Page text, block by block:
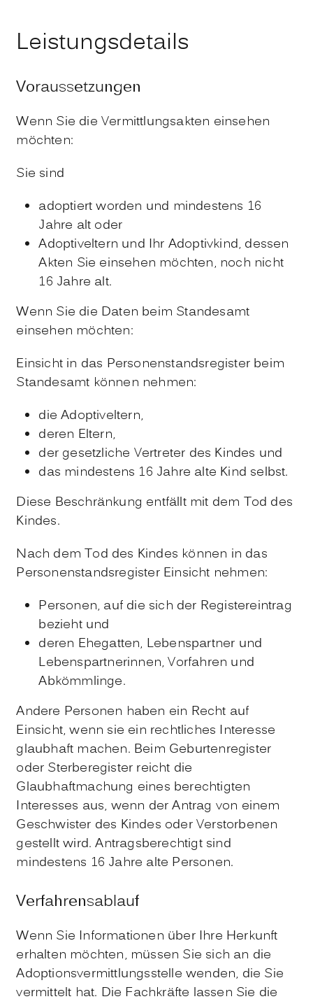
Leistungsdetails
Voraussetzungen
Wenn Sie die Vermittlungsakten einsehen
möchten:
Sie sind
adoptiert worden und mindestens 16
Jahre alt oder
Adoptiveltern und Ihr Adoptivkind, dessen
Akten Sie einsehen möchten, noch nicht
16 Jahre alt.
Wenn Sie die Daten beim Standesamt
einsehen möchten:
Einsicht in das Personenstandsregister beim
Standesamt können nehmen:
die Adoptiveltern,
deren Eltern,
der gesetzliche Vertreter des Kindes und
das mindestens 16 Jahre alte Kind selbst.
Diese Beschränkung entfällt mit dem Tod des
Kindes.
Nach dem Tod des Kindes können in das
Personenstandsregister Einsicht nehmen:
Personen, auf die sich der Registereintrag
bezieht und
deren Ehegatten, Lebenspartner und
Lebenspartnerinnen, Vorfahren und
Abkömmlinge.
Andere Personen haben ein Recht auf
Einsicht, wenn sie ein rechtliches Interesse
glaubhaft machen. Beim Geburtenregister
oder Sterberegister reicht die
Glaubhaftmachung eines berechtigten
Interesses aus, wenn der Antrag von einem
Geschwister des Kindes oder Verstorbenen
gestellt wird. Antragsberechtigt sind
mindestens 16 Jahre alte Personen.
Verfahrensablauf
Wenn Sie Informationen über Ihre Herkunft
erhalten möchten, müssen Sie sich an die
Adoptionsvermittlungsstelle wenden, die Sie
vermittelt hat. Die Fachkräfte lassen Sie die